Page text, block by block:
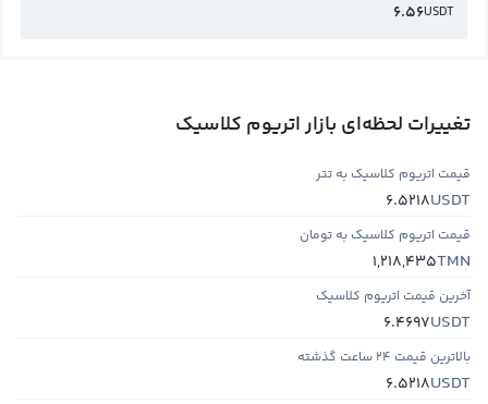
USDT
6.56
تغییرات لحظه‌ای بازار اتریوم کلاسیک
قیمت اتریوم کلاسیک به تتر
USDT
6.5218
قیمت اتریوم کلاسیک به تومان
TMN
1,218,435
آخرین قیمت اتریوم کلاسیک
USDT
6.4697
بالاترین قیمت ۲۴ ساعت گذشته
USDT
6.5218